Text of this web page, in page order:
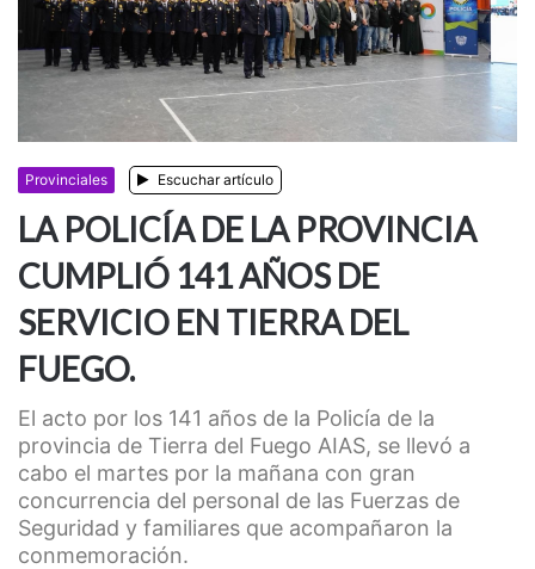
Provinciales Escuchar artículo
LA POLICÍA DE LA PROVINCIA
CUMPLIÓ 141 AÑOS DE
SERVICIO EN TIERRA DEL
FUEGO.
El acto por los 141 años de la Policía de la
provincia de Tierra del Fuego AIAS, se llevó a
cabo el martes por la mañana con gran
concurrencia del personal de las Fuerzas de
Seguridad y familiares que acompañaron la
conmemoración.